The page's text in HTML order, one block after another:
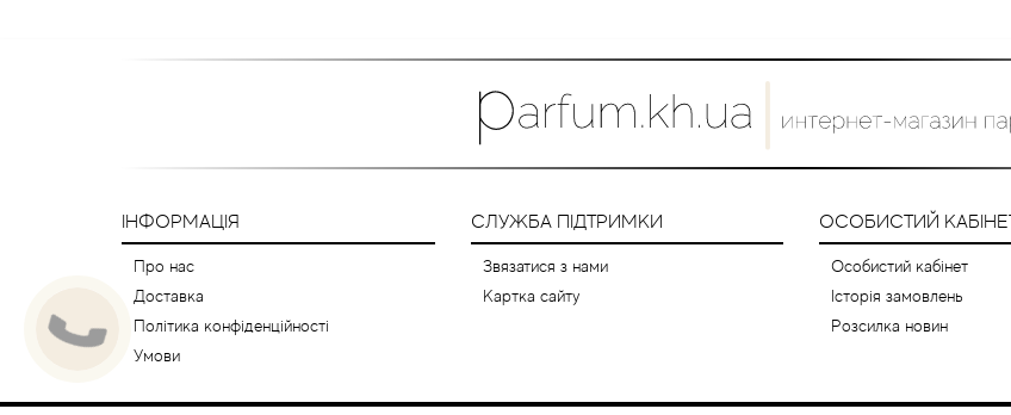
ІНФОРМАЦІЯ
Про нас
Доставка
Політика конфіденційності
Умови
СЛУЖБА ПІДТРИМКИ
Звязатися з нами
Картка сайту
ОСОБИСТИЙ
Особистий кабінет
Історія замовлень
Розсилка новин